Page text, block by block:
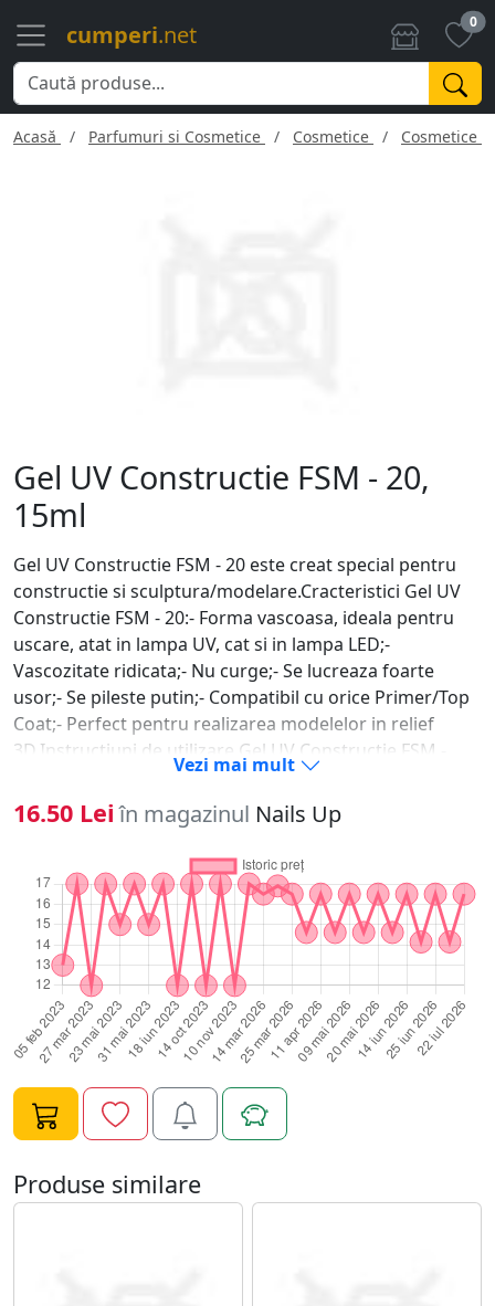
cumperi.net 0
Acasă Parfumuri si Cosmetice Cosmetice Cosmetice
Gel UV Constructie FSM - 20,
15ml
Gel UV Constructie FSM - 20 este creat special pentru
constructie si sculptura/modelare.Cracteristici Gel UV
Constructie FSM - 20:- Forma vascoasa, ideala pentru
uscare, atat in lampa UV, cat si in lampa LED;-
Vascozitate ridicata;- Nu curge;- Se lucreaza foarte
usor;- Se pileste putin;- Compatibil cu orice Primer/Top
Coat;- Perfect pentru realizarea modelelor in relief
3D.Instructiuni de utilizare Gel UV Constructie FSM -
20:1. Se pregateste unghia naturala (degresare,
indepartare cuticula, pilire, matuire);2. Aplicati
tipsul/sablonul daca este cazul;3. Se aplica primer doar
pe unghia naturala;4. Dupa ce primerul s-a uscat, luati
cu o pensula o cantitate mica de Gel UV Constructie
FSM - 20 pe care o aplicati periat pe toata unghia;5.
Polimerizati 120 de secunde la lampa UV sau 60 de
secunde la LED;6. Aplicati apoi o cantitate potrivita de
Gel UV Constructie FSM - 20 in mijlocul unghiei;7. Se
intinde cu atentie pe toata suprafata unghiei, cu miscari
circulare, fara sa lasati gelul sa curga in zona cuticulei;8.
Polimerizati 2 minue UV/60 de secunde LED;9. Degresati
pentru fixare;10. Piliti unghia in forma dorita si, apoi,
periati pe toata suprafata unghiei un ultim strat subtire
de Gel UV Constructie FSM - 20;11. Polimerizati 120 de
secunde LED sau 3 minute UV;12. Degresati cu
cleaner.Specificatii Gel UV Constructie FSM - 20:Tip
Vezi mai mult
16.50 Lei în magazinul Nails Up
Produse similare